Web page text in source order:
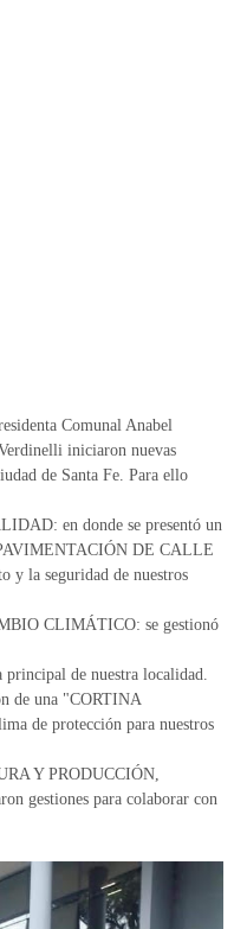
Comunal Anabel
iniciaron nuevas
de Santa Fe. Para ello
en donde se presentó un
DE CALLE
y la seguridad de nuestros
CLIMÁTICO: se gestionó
de nuestra localidad.
de una "CORTINA
de protección para nuestros
Y PRODUCCIÓN,
gestiones para colaborar con